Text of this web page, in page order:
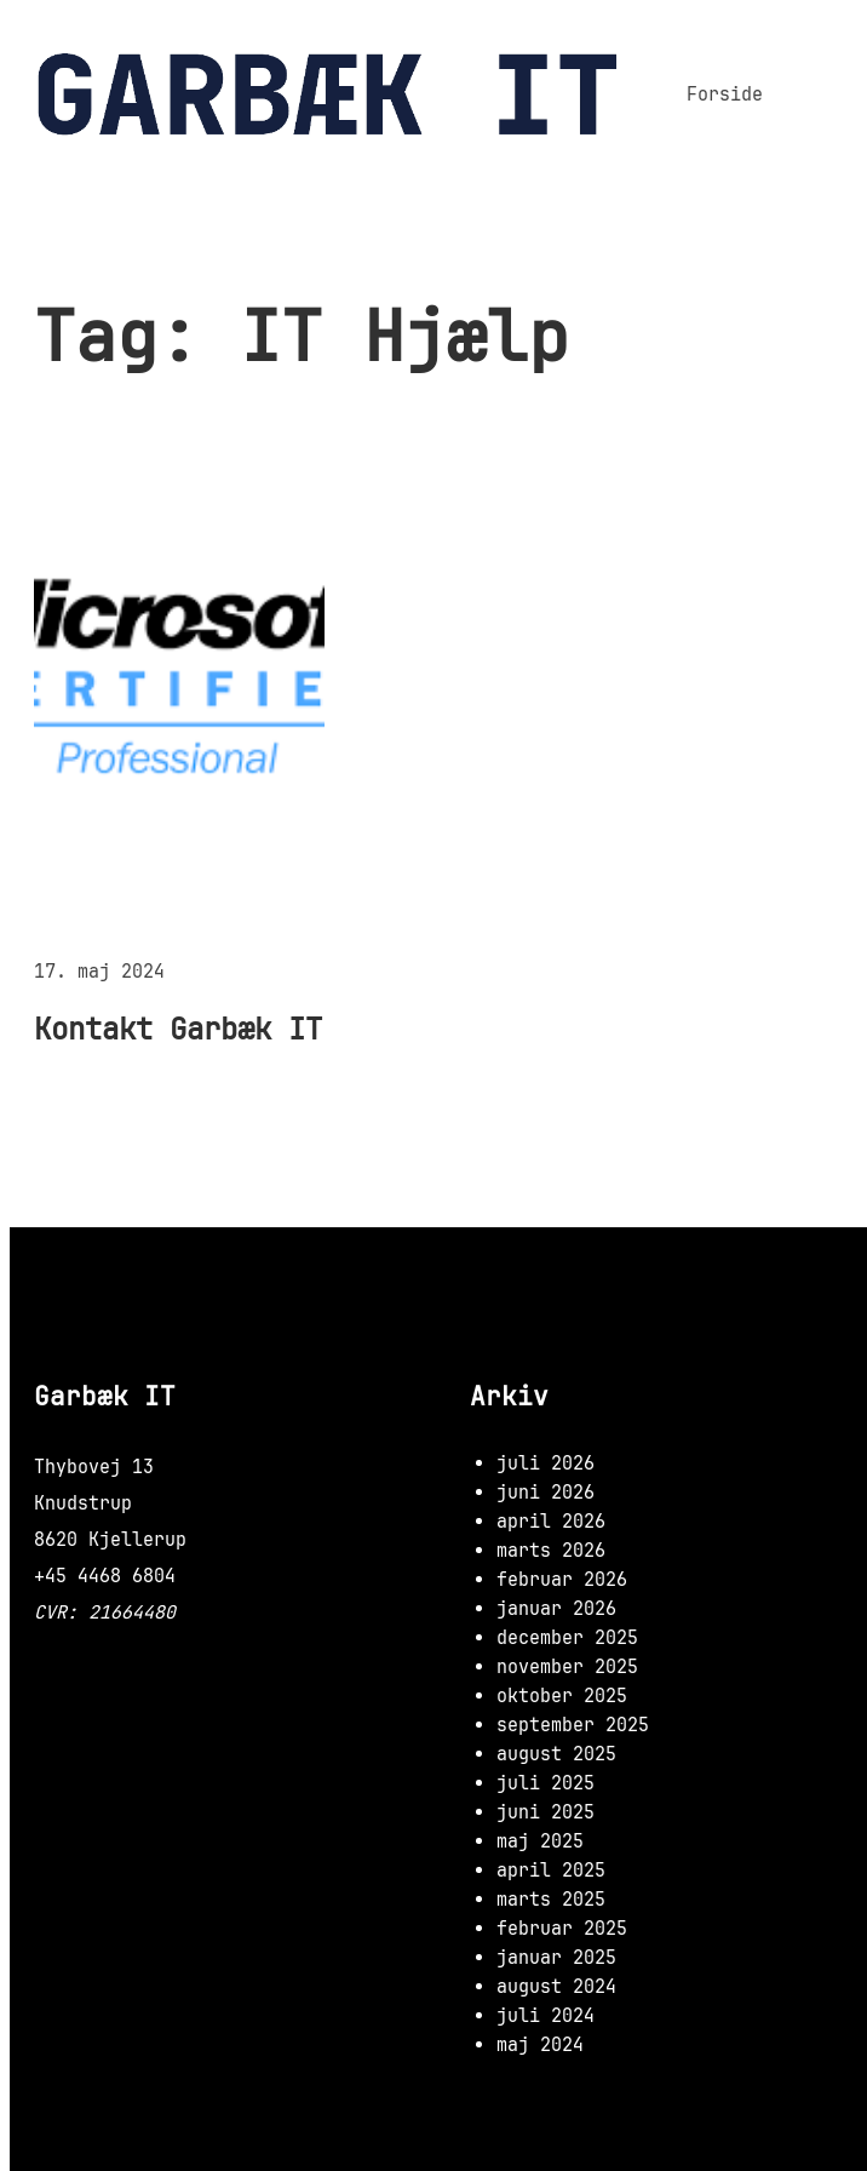
indhold
Forside
Tag: IT Hjælp
17. maj 2024
Kontakt Garbæk IT
Garbæk IT
Thybovej 13
Knudstrup
8620 Kjellerup
+45 4468 6804
CVR: 21664480
Arkiv
juli 2026
juni 2026
april 2026
marts 2026
februar 2026
januar 2026
december 2025
november 2025
oktober 2025
september 2025
august 2025
juli 2025
juni 2025
maj 2025
april 2025
marts 2025
februar 2025
januar 2025
august 2024
juli 2024
maj 2024